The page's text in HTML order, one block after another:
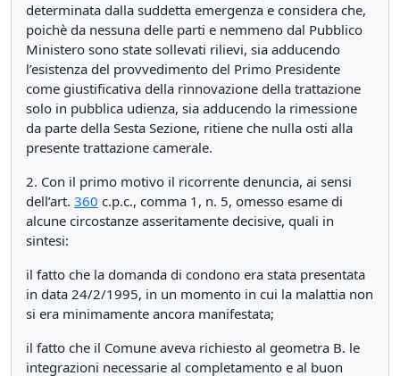
determinata dalla suddetta emergenza e considera che,
poichè da nessuna delle parti e nemmeno dal Pubblico
Ministero sono state sollevati rilievi, sia adducendo
l’esistenza del provvedimento del Primo Presidente
come giustificativa della rinnovazione della trattazione
solo in pubblica udienza, sia adducendo la rimessione
da parte della Sesta Sezione, ritiene che nulla osti alla
presente trattazione camerale.
2. Con il primo motivo il ricorrente denuncia, ai sensi
dell’art. 360 c.p.c., comma 1, n. 5, omesso esame di
alcune circostanze asseritamente decisive, quali in
sintesi:
il fatto che la domanda di condono era stata presentata
in data 24/2/1995, in un momento in cui la malattia non
si era minimamente ancora manifestata;
il fatto che il Comune aveva richiesto al geometra B. le
integrazioni necessarie al completamento e al buon